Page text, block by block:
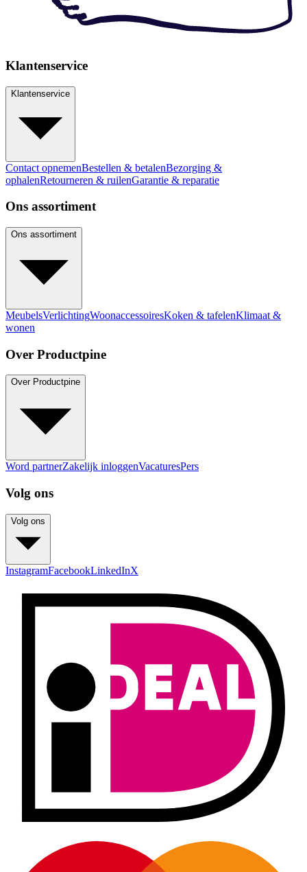
Klantenservice
Klantenservice
Contact opnemenBestellen & betalenBezorging &
ophalenRetourneren & ruilenGarantie & reparatie
Ons assortiment
Ons assortiment
MeubelsVerlichtingWoonaccessoiresKoken & tafelenKlimaat &
wonen
Over Productpine
Over Productpine
Word partnerZakelijk inloggenVacaturesPers
Volg ons
Volg ons
InstagramFacebookLinkedInX